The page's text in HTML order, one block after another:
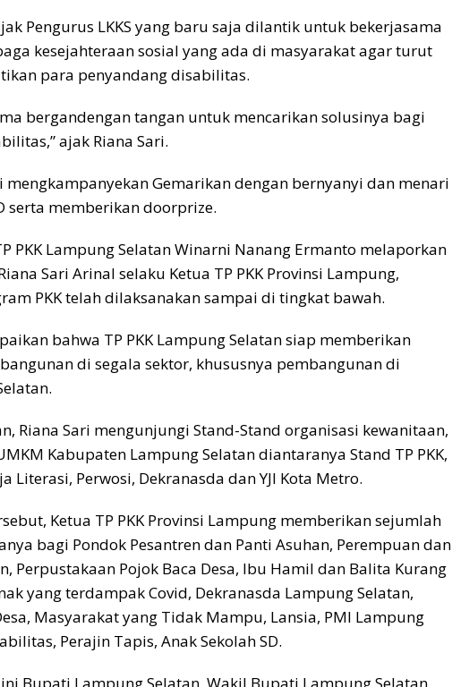
Pengurus LKKS yang baru saja dilantik untuk bekerjasama
kesejahteraan sosial yang ada di masyarakat agar turut
para penyandang disabilitas.
bergandengan tangan untuk mencarikan solusinya bagi
ajak Riana Sari.
mengkampanyekan Gemarikan dengan bernyanyi dan menari
serta memberikan doorprize.
PKK Lampung Selatan Winarni Nanang Ermanto melaporkan
Sari Arinal selaku Ketua TP PKK Provinsi Lampung,
PKK telah dilaksanakan sampai di tingkat bawah.
bahwa TP PKK Lampung Selatan siap memberikan
di segala sektor, khususnya pembangunan di
Riana Sari mengunjungi Stand-Stand organisasi kewanitaan,
Kabupaten Lampung Selatan diantaranya Stand TP PKK,
Literasi, Perwosi, Dekranasda dan YJI Kota Metro.
Ketua TP PKK Provinsi Lampung memberikan sejumlah
bagi Pondok Pesantren dan Panti Asuhan, Perempuan dan
Perpustakaan Pojok Baca Desa, Ibu Hamil dan Balita Kurang
yang terdampak Covid, Dekranasda Lampung Selatan,
Masyarakat yang Tidak Mampu, Lansia, PMI Lampung
Perajin Tapis, Anak Sekolah SD.